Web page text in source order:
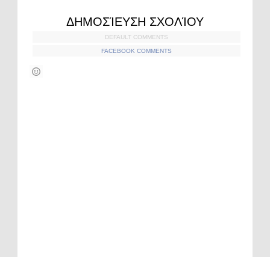
ΔΗΜΟΣΊΕΥΣΗ ΣΧΟΛΊΟΥ
DEFAULT COMMENTS
FACEBOOK COMMENTS